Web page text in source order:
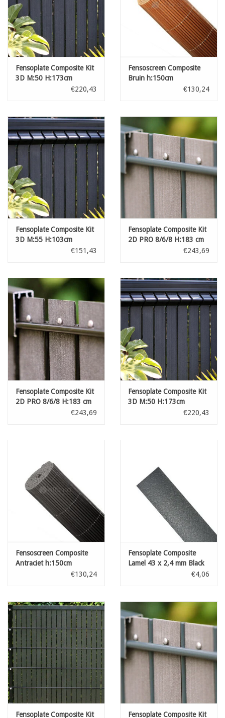
Fensoplate Composite Kit
3D M:50 H:173cm
L:250cm V-Large Graphite
€220,43
Fensoscreen Composite
Bruin h:150cm
€130,24
Fensoplate Composite Kit
3D M:55 H:103cm
L:250cm V-Small Graphite
€151,43
Fensoplate Composite Kit
2D PRO 8/6/8 H:183 cm
L:250 cm Wenge Brown
€243,69
Fensoplate Composite Kit
2D PRO 8/6/8 H:183 cm
L:250 cm Graphite Black
€243,69
Fensoplate Composite Kit
3D M:50 H:173cm
L:250cm V-Small Graphite
€220,43
Fensoscreen Composite
Antraciet h:150cm
€130,24
Fensoplate Composite
Lamel 43 x 2,4 mm Black
€4,06
Fensoplate Composite Kit Fensoplate Composite Kit